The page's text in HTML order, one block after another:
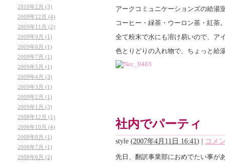
アークコミュニケーションズの給湯
コーヒー・緑茶・ウーロン茶・紅茶
全て粉末で水にも溶け易いので、ア
色とりどりの入れ物で、ちょっと給
社内でパーティ
style (2007年4月11日 16:41) | コメ
先日、翻訳事業部におめでたい事が
2010年2月 (3)
2009年12月 (4)
2009年11月 (2)
2009年9月 (1)
2009年8月 (1)
2009年7月 (1)
2009年5月 (1)
2009年4月 (3)
2009年3月 (1)
2009年2月 (1)
2009年1月 (3)
2008年12月 (1)
2008年10月 (4)
2008年8月 (1)
2008年7月 (1)
2008年6月 (2)